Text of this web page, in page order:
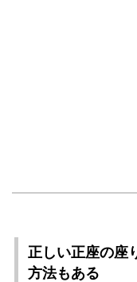
正しい正座の
方法もある